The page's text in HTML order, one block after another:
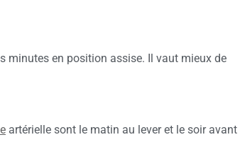
minutes en position assise. Il vaut mieux de
artérielle sont le matin au lever et le soir avant